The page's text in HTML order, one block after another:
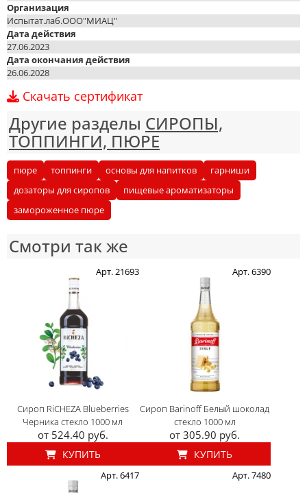
Организация
Испытат.лаб.ООО"МИАЦ"
Дата действия
27.06.2023
Дата окончания действия
26.06.2028
Скачать сертификат
Другие разделы СИРОПЫ,
ТОППИНГИ, ПЮРЕ
пюре топпинги основы для напитков
гарниши
дозаторы для сиропов
пищевые ароматизаторы
замороженное пюре
Смотри так же
Арт. 21693
Сироп RiCHEZA Blueberries
Черника стекло 1000 мл
от 524.40 руб.
КУПИТЬ
Арт. 6390
Сироп Barinoff Белый шоколад
стекло 1000 мл
от 305.90 руб.
КУПИТЬ
Арт. 6417 Арт. 7480